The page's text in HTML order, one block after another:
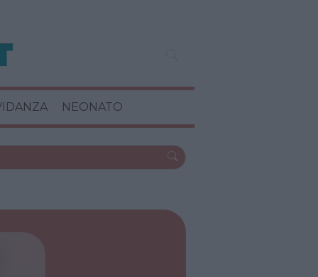
NEONATO